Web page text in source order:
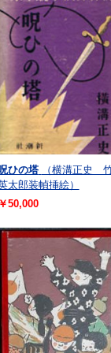
ひの塔
（横溝正史
太郎装幀挿絵）
￥50,000